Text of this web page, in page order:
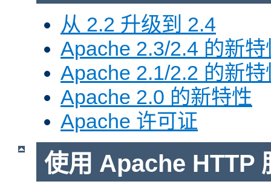
从 2.2 升级到 2.4
Apache 2.3/2.4 的新特
Apache 2.1/2.2 的新特
Apache 2.0 的新特性
Apache 许可证
使用 Apache HTTP